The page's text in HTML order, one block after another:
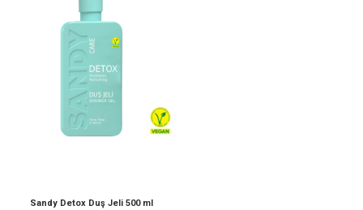
Sandy Detox Duş Jeli 500 ml